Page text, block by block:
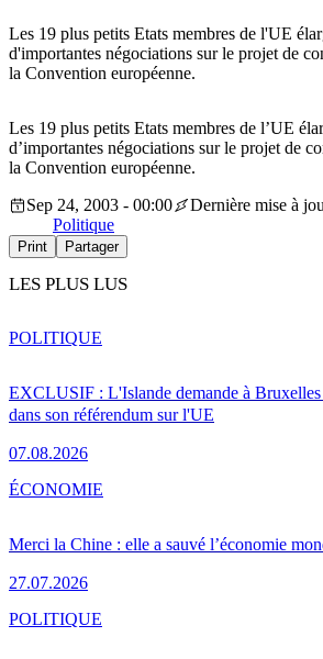
Les 19 plus petits Etats membres de l'UE
d'importantes négociations sur le projet de
la Convention européenne.
Les 19 plus petits Etats membres de l’UE
d’importantes négociations sur le projet de
la Convention européenne.
Sep 24, 2003 - 00:00
Dernière mise à
Politique
Print Partager
LES PLUS LUS
EXCLUSIF : L'Islande demande à Bruxelles
dans son référendum sur l'UE
07.08.2026
POLITIQUE
Merci la Chine : elle a sauvé l’économie
27.07.2026
ÉCONOMIE
POLITIQUE